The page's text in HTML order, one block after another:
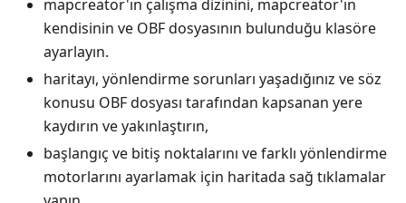
mapcreator'ın çalışma dizinini, mapcreator'ın
kendisinin ve OBF dosyasının bulunduğu klasöre
ayarlayın.
haritayı, yönlendirme sorunları yaşadığınız ve söz
konusu OBF dosyası tarafından kapsanan yere
kaydırın ve yakınlaştırın,
başlangıç ve bitiş noktalarını ve farklı yönlendirme
motorlarını ayarlamak için haritada sağ tıklamalar